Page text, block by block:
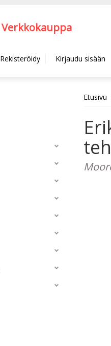
Verkkokauppa
Rekisteröidy Kirjaudu sisään
Etusivu